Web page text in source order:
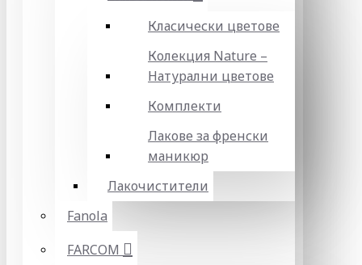
Класически цветове
Колекция Nature –
Натурални цветове
Комплекти
Лакове за френски
маникюр
Лакочистители
Fanola
FARCOM